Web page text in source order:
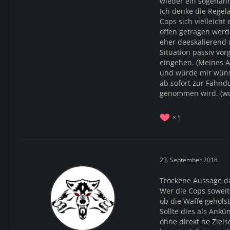
Ich denke die
Cops sich vielleicht
offen getragen
eher deeskalierend
Situation passiv
eingehen. (Meines
und würde mir
ab sofort zur
genommen wird.
1
23. September 2018
Trockene Aussage
Wer die Cops
ob die Waffe
Sollte dies als
ohne direkt ne